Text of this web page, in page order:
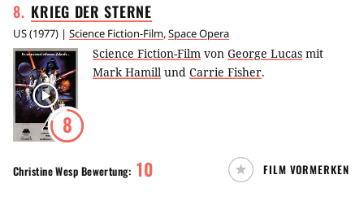
8. KRIEG DERSTERNE
US(1977) | Science Fiction-Film,Space Opera
8
Science Fiction-Film von George Lucas mit
Mark Hamill und Carrie Fisher.
Christine Wesp Bewertung: 10 FILM VORMERKEN